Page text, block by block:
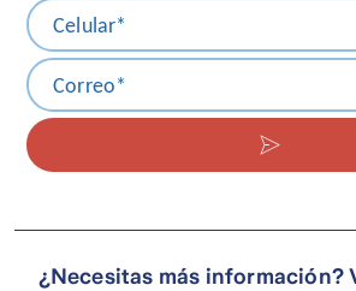
Formulario (PDF)
¿Necesitas más información?